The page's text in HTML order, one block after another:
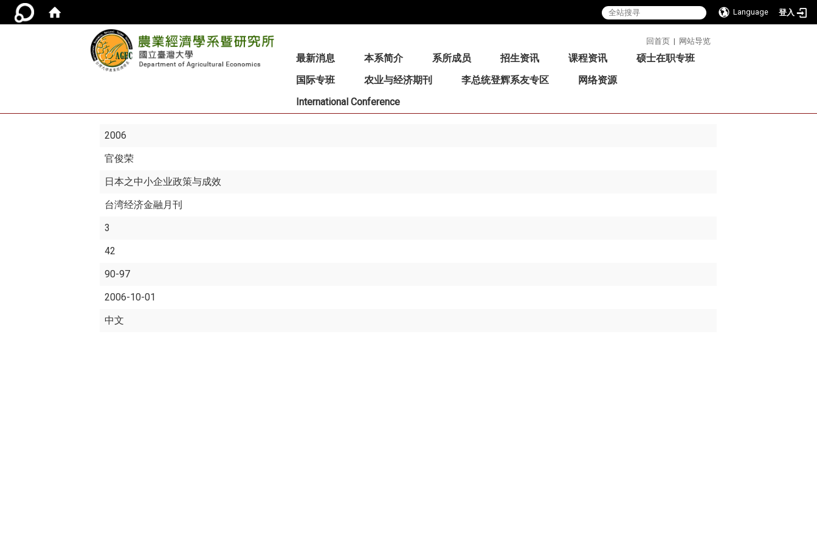
Language 登入
回首页 | 网站导览
最新消息 本系简介 系所成员 招生资讯 课程资讯
硕士在职专班
国际专班
农业与经济期刊 李总统登辉系友专区
网络资源
International Conference
2006
官俊荣
日本之中小企业政策与成效
台湾经济金融月刊
3
42
90-97
2006-10-01
中文